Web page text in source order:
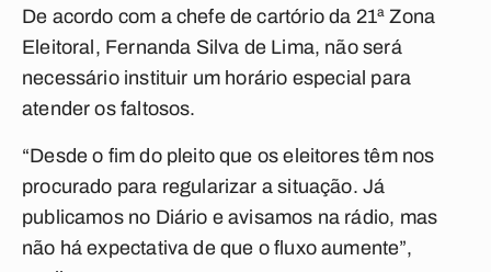
De acordo com a chefe de cartório da 21ª Zona
Eleitoral, Fernanda Silva de Lima, não será
necessário instituir um horário especial para
atender os faltosos.
“Desde o fim do pleito que os eleitores têm nos
procurado para regularizar a situação. Já
publicamos no Diário e avisamos na rádio, mas
não há expectativa de que o fluxo aumente”,